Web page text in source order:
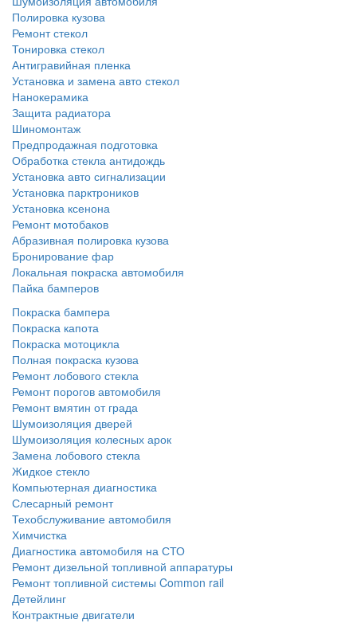
Полировка кузова
Ремонт стекол
Тонировка стекол
Антигравийная пленка
Установка и замена авто стекол
Нанокерамика
Защита радиатора
Шиномонтаж
Предпродажная подготовка
Обработка стекла антидождь
Установка авто сигнализации
Установка парктроников
Установка ксенона
Ремонт мотобаков
Абразивная полировка кузова
Бронирование фар
Локальная покраска автомобиля
Пайка бамперов
Покраска бампера
Покраска капота
Покраска мотоцикла
Полная покраска кузова
Ремонт лобового стекла
Ремонт порогов автомобиля
Ремонт вмятин от града
Шумоизоляция дверей
Шумоизоляция колесных арок
Замена лобового стекла
Жидкое стекло
Компьютерная диагностика
Слесарный ремонт
Техобслуживание автомобиля
Химчистка
Диагностика автомобиля на СТО
Ремонт дизельной топливной аппаратуры
Ремонт топливной системы Common rail
Детейлинг
Контрактные двигатели